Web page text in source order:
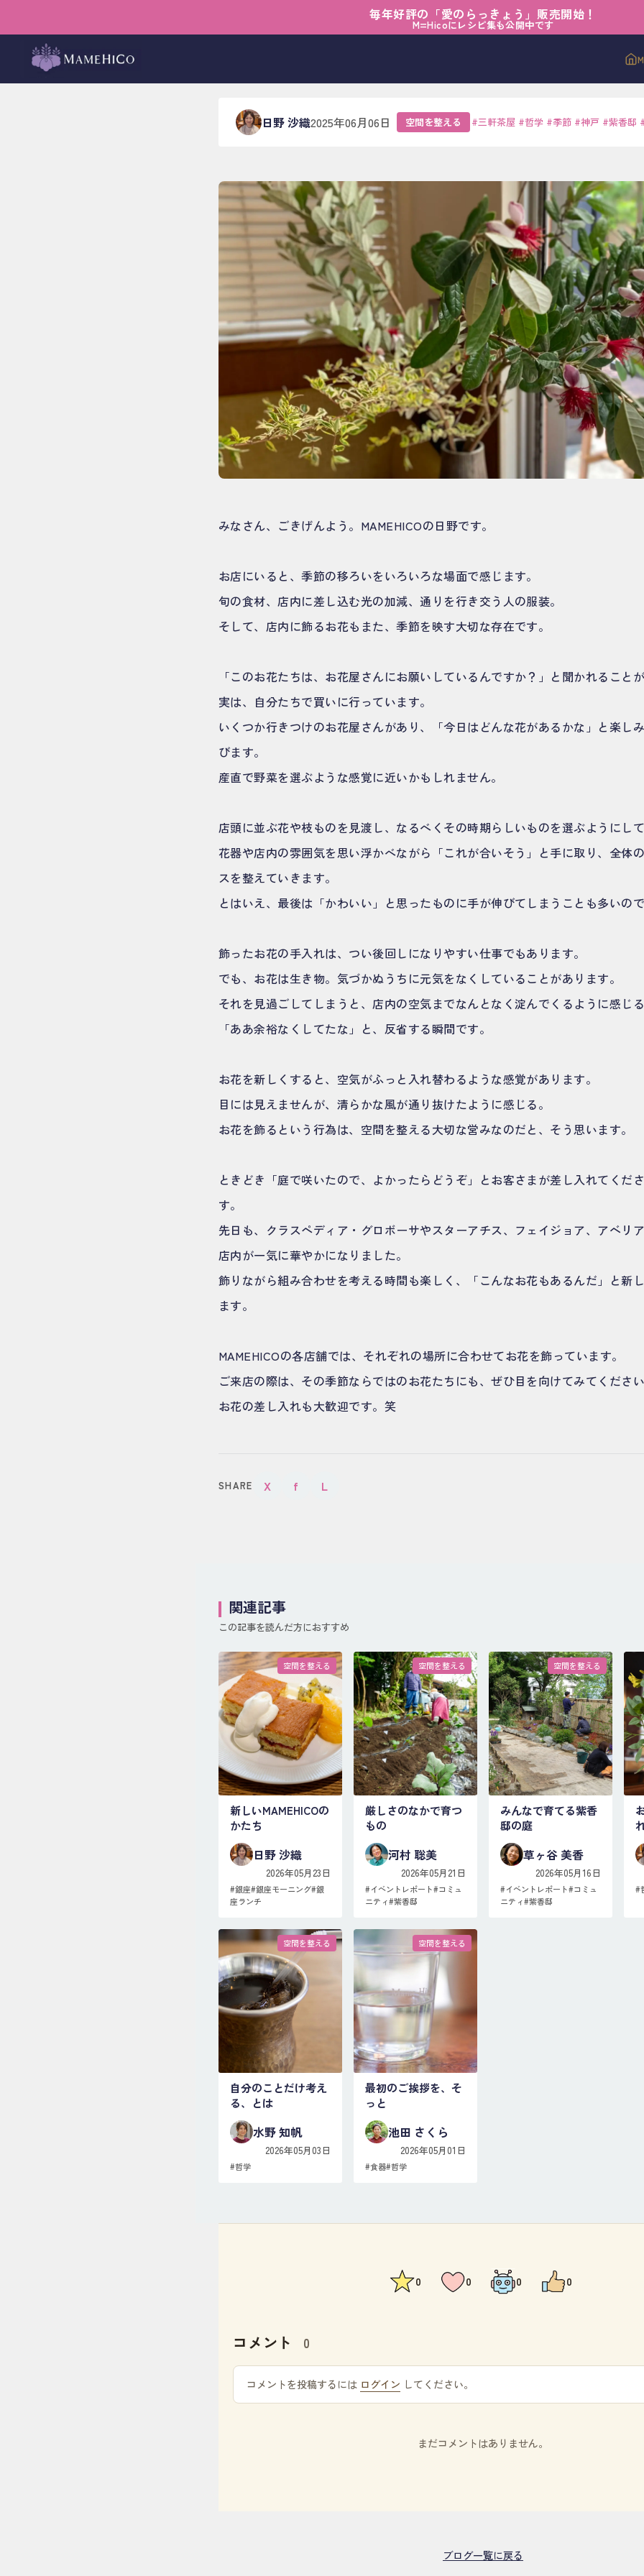
毎年好評の「愛のらっきょう」販売開始！
M=Hicoにレシピ集も公開中です
花とともに空気が整う
花とともに空気が整う
日野 沙織2025年06月06日 空間を整える #三軒茶屋 #哲学 #季節 #神戸 #紫香邸
みなさん、ごきげんよう。MAMEHICOの日野です。
お店にいると、季節の移ろいをいろいろな場面で感じます。
旬の食材、店内に差し込む光の加減、通りを行き交う人の服装。
そして、店内に飾るお花もまた、季節を映す大切な存在です。
「このお花たちは、お花屋さんにお願いしているんですか？」と聞かれること
実は、自分たちで買いに行っています。
いくつか行きつけのお花屋さんがあり、「今日はどんな花があるかな」と楽し
びます。
産直で野菜を選ぶような感覚に近いかもしれません。
店頭に並ぶ花や枝ものを見渡し、なるべくその時期らしいものを選ぶようにし
花器や店内の雰囲気を思い浮かべながら「これが合いそう」と手に取り、全体
スを整えていきます。
とはいえ、最後は「かわいい」と思ったものに手が伸びてしまうことも多いの
飾ったお花の手入れは、つい後回しになりやすい仕事でもあります。
でも、お花は生き物。気づかぬうちに元気をなくしていることがあります。
それを見過ごしてしまうと、店内の空気までなんとなく淀んでくるように感じ
「ああ余裕なくしてたな」と、反省する瞬間です。
お花を新しくすると、空気がふっと入れ替わるような感覚があります。
目には見えませんが、清らかな風が通り抜けたように感じる。
お花を飾るという行為は、空間を整える大切な営みなのだと、そう思います。
ときどき「庭で咲いたので、よかったらどうぞ」とお客さまが差し入れてくだ
す。
先日も、クラスペディア・グロボーサやスターアチス、フェイジョア、アベリ
店内が一気に華やかになりました。
飾りながら組み合わせを考える時間も楽しく、「こんなお花もあるんだ」と新
ます。
MAMEHICOの各店舗では、それぞれの場所に合わせてお花を飾っています。
ご来店の際は、その季節ならではのお花たちにも、ぜひ目を向けてみてくださ
お花の差し入れも大歓迎です。笑
SHARE X f L
関連記事
この記事を読んだ方におすすめ
空間を整える
新しいMAMEHICOの
かたち
日野 沙織
2026年05月23日
#銀座#銀座モーニング#銀
座ランチ
空間を整える
厳しさのなかで育つ
もの
河村 聡美
2026年05月21日
#イベントレポート#コミュ
ニティ#紫香邸
空間を整える
みんなで育てる紫香
邸の庭
草ヶ谷 美香
2026年05月16日
#イベントレポート#コミュ
ニティ#紫香邸
#
空間を整える
自分のことだけ考え
る、とは
水野 知帆
2026年05月03日
#哲学
空間を整える
最初のご挨拶を、そ
っと
池田 さくら
2026年05月01日
#食器#哲学
0 0 0 0
コメント 0
コメントを投稿するには ログイン してください。
まだコメントはありません。
ブログ一覧に戻る